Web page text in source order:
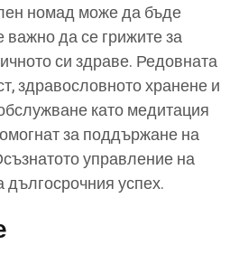
номад може да бъде
важно да се грижите за
си здраве. Редовната
здравословното хранене и
като медитация
за поддържане на
управление на
дългосрочния успех.